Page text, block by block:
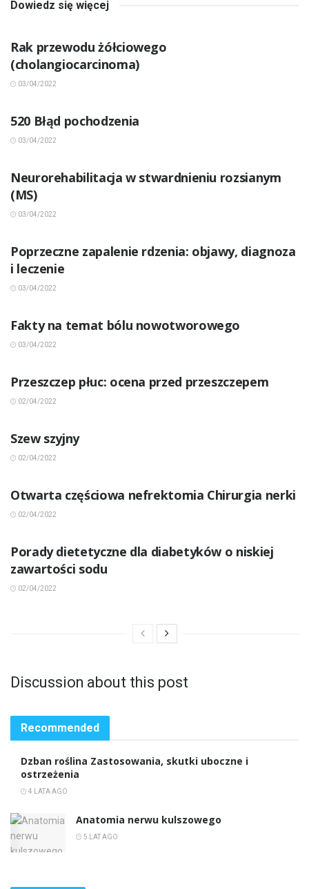
Dowiedz się więcej
Rak przewodu żółciowego
(cholangiocarcinoma)
03/04/2022
520 Błąd pochodzenia
03/04/2022
Neurorehabilitacja w stwardnieniu rozsianym
(MS)
03/04/2022
Poprzeczne zapalenie rdzenia: objawy, diagnoza
i leczenie
03/04/2022
Fakty na temat bólu nowotworowego
03/04/2022
Przeszczep płuc: ocena przed przeszczepem
02/04/2022
Szew szyjny
02/04/2022
Otwarta częściowa nefrektomia Chirurgia nerki
02/04/2022
Porady dietetyczne dla diabetyków o niskiej
zawartości sodu
02/04/2022
Discussion about this post
Recommended
Dzban roślina Zastosowania, skutki uboczne i
ostrzeżenia
4 LATA AGO
Anatomia nerwu kulszowego
5 LAT AGO